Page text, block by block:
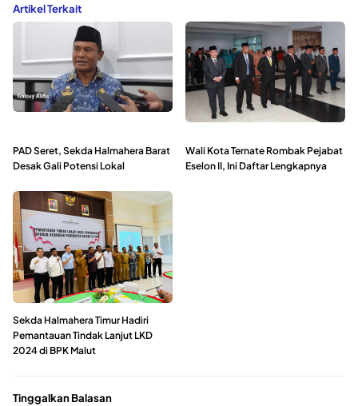
Artikel Terkait
PAD Seret, Sekda Halmahera Barat
Desak Gali Potensi Lokal
Wali Kota Ternate Rombak Pejabat
Eselon II, Ini Daftar Lengkapnya
Sekda Halmahera Timur Hadiri
Pemantauan Tindak Lanjut LKD
2024 di BPK Malut
Tinggalkan Balasan